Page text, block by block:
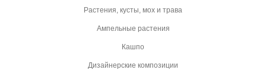
Растения, кусты, мох и трава
Ампельные растения
Кашпо
Дизайнерские композиции